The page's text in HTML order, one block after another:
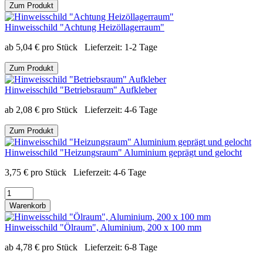
Zum Produkt
Hinweisschild "Achtung Heizöllagerraum"
ab 5,04 € pro Stück Lieferzeit: 1-2 Tage
Zum Produkt
Hinweisschild "Betriebsraum" Aufkleber
ab 2,08 € pro Stück Lieferzeit: 4-6 Tage
Zum Produkt
Hinweisschild "Heizungsraum" Aluminium geprägt und gelocht
3,75 € pro Stück Lieferzeit: 4-6 Tage
Warenkorb
Hinweisschild "Ölraum", Aluminium, 200 x 100 mm
ab 4,78 € pro Stück Lieferzeit: 6-8 Tage